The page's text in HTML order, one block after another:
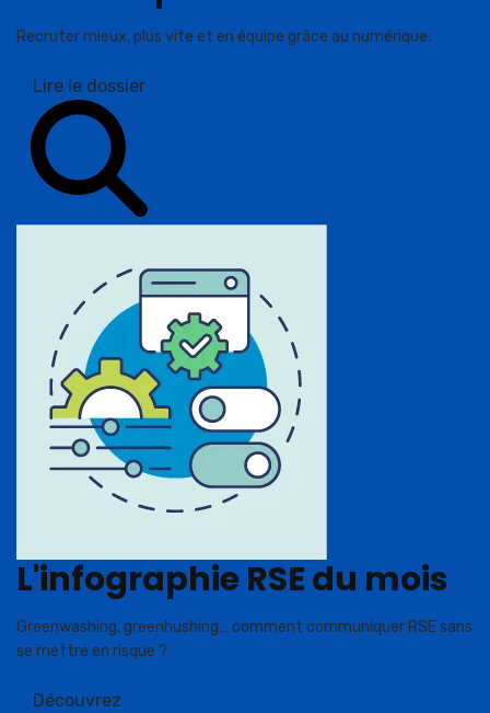
Recruter mieux, plus vite et en équipe grâce au numérique.
Lire le dossier
L'infographie RSE du mois
Greenwashing, greenhushing… comment communiquer RSE sans
se mettre en risque ?
Découvrez